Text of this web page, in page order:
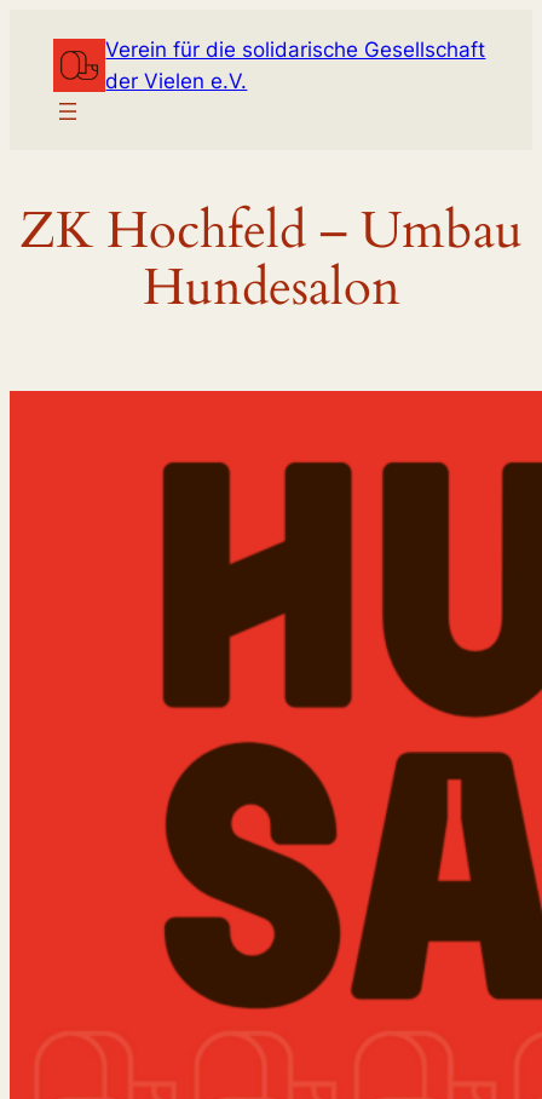
Inhalt
springen
Verein für die solidarische Gesellschaft
der Vielen e.V.
ZK Hochfeld – Umbau
Hundesalon